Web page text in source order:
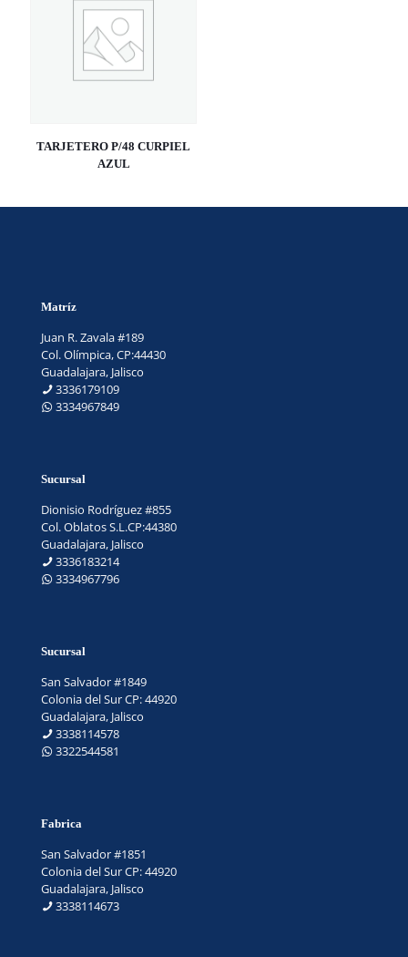
TARJETERO P/48 CURPIEL
AZUL
Matríz
Juan R. Zavala #189
Col. Olímpica, CP:44430
Guadalajara, Jalisco
3336179109
3334967849
Sucursal
Dionisio Rodríguez #855
Col. Oblatos S.L.CP:44380
Guadalajara, Jalisco
3336183214
3334967796
Sucursal
San Salvador #1849
Colonia del Sur CP: 44920
Guadalajara, Jalisco
3338114578
3322544581
Fabrica
San Salvador #1851
Colonia del Sur CP: 44920
Guadalajara, Jalisco
3338114673